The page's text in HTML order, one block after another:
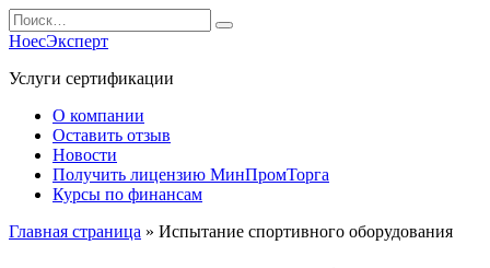
Перейти
к
содержанию
Search
for:
НоесЭксперт
Услуги сертификации
О компании
Оставить отзыв
Новости
Получить лицензию МинПромТорга
Курсы по финансам
Главная страница » Испытание спортивного оборудования